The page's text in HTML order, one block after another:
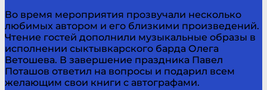
Во время мероприятия прозвучали несколько
любимых автором и его близкими произведений.
Чтение гостей дополнили музыкальные образы в
исполнении сыктывкарского барда Олега
Ветошева. В завершение праздника Павел
Поташов ответил на вопросы и подарил всем
желающим свои книги с автографами.